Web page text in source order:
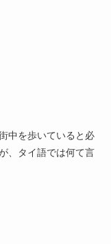
中を歩いていると必
、タイ語では何て言